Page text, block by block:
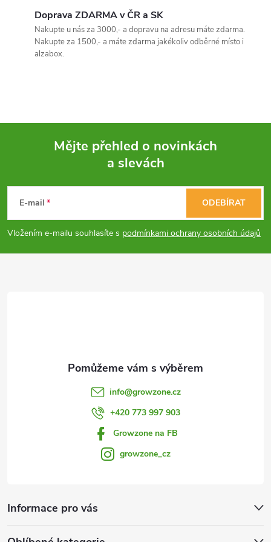
a
p
r
v
Doprava ZDARMA v ČR a SK
Nakupte u nás za 3000,- a dopravu na adresu máte zdarma.
Nakupte za 1500,- a máte zdarma jakékoliv odběrné místo i
alzabox.
p
a
Mějte přehled o novinkách
a slevách
E-mail
Vložením e-mailu souhlasíte s podmínkami ochrany osobních údajů
ODEBÍRAT
info@growzone.cz
+420 773 997 903
Growzone na FB
growzone_cz
Informace pro vás